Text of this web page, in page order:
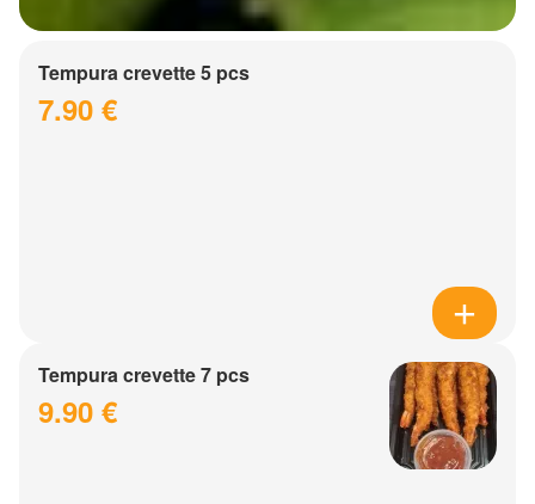
Tempura crevette 5 pcs
7.90 €
Tempura crevette 7 pcs
9.90 €